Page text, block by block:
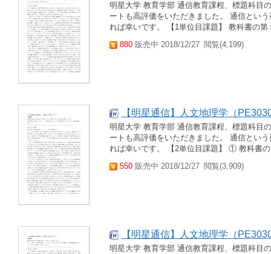
明星大学 教育学部 通信教育課程、標題科目
ートも高評価をいただきました。 通信とい
れば幸いです。 【1単位目課題】 教科書の
880 販売中 2018/12/27 閲覧(4,199)
【明星通信】人文地理学（
明星大学 教育学部 通信教育課程、標題科目
ートも高評価をいただきました。 通信とい
れば幸いです。 【2単位目課題】 ① 教科書
550 販売中 2018/12/27 閲覧(3,909)
【明星通信】人文地理学（
明星大学 教育学部 通信教育課程、標題科目